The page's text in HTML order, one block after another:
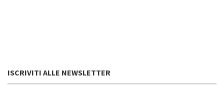
ISCRIVITI ALLE NEWSLETTER